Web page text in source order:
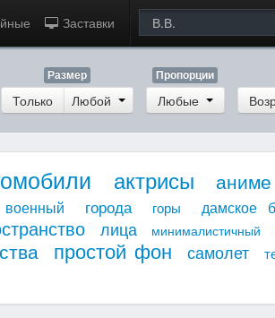
Заставки
Размер
Только Любой
Пропорции
Любые
актрисы аниме
военный города горы дамское
лица минималистичный
простой фон самолет